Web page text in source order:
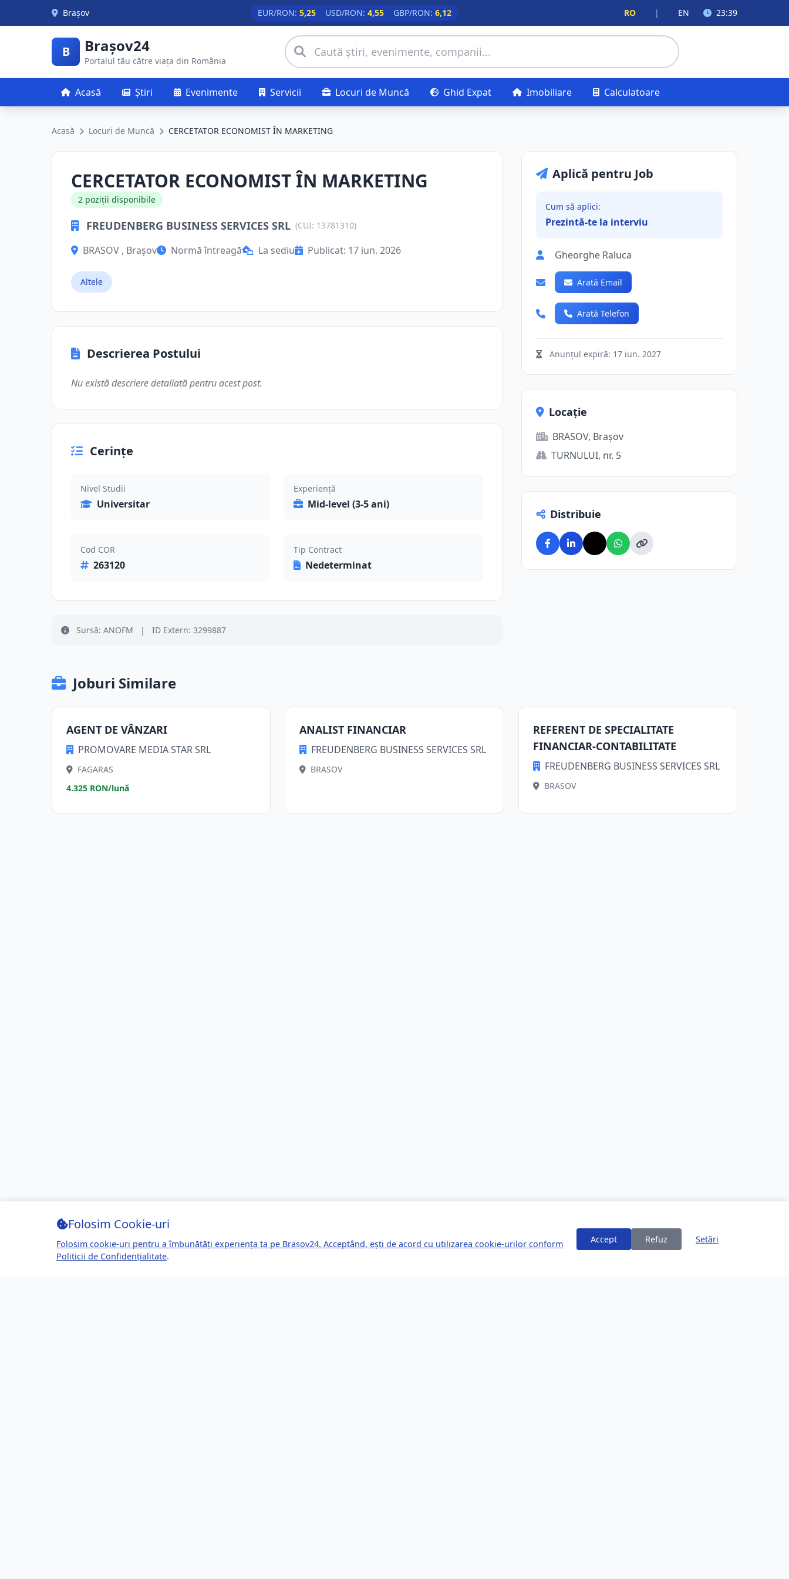
Skip to main content
Brașov EUR/RON: 5,25 USD/RON: 4,55 GBP/RON: 6,12 RO | EN 23:39
B Brașov24
Portalul tău către viața din România
Acasă Știri Evenimente Servicii Locuri de Muncă Ghid Expat Imobiliare Calculatoare
Acasă Locuri de Muncă CERCETATOR ECONOMIST ÎN MARKETING
CERCETATOR ECONOMIST ÎN MARKETING
2 poziții disponibile
FREUDENBERG BUSINESS SERVICES SRL (CUI: 13781310)
BRASOV , Brașov Normă întreagă La sediu Publicat: 17 iun. 2026
Altele
Descrierea Postului
Nu există descriere detaliată pentru acest post.
Cerințe
Nivel Studii
Universitar
Experiență
Mid-level (3-5 ani)
Cod COR
263120
Tip Contract
Nedeterminat
Sursă: ANOFM | ID Extern: 3299887
Aplică pentru Job
Cum să aplici:
Prezintă-te la interviu
Gheorghe Raluca
Arată Email
Arată Telefon
Anunțul expiră: 17 iun. 2027
Locație
BRASOV, Brașov
TURNULUI, nr. 5
Distribuie
Joburi Similare
AGENT DE VÂNZARI
PROMOVARE MEDIA STAR SRL
FAGARAS
4.325 RON/lună
ANALIST FINANCIAR
FREUDENBERG BUSINESS SERVICES SRL
BRASOV
REFERENT DE SPECIALITATE
FINANCIAR-CONTABILITATE
FREUDENBERG BUSINESS SERVICES SRL
BRASOV
Folosim Cookie-uri
Folosim cookie-uri pentru a îmbunătăți experiența ta pe Brașov24. Acceptând, ești de acord cu utilizarea cookie-urilor conform
Politicii de Confidențialitate.
Accept Refuz Setări